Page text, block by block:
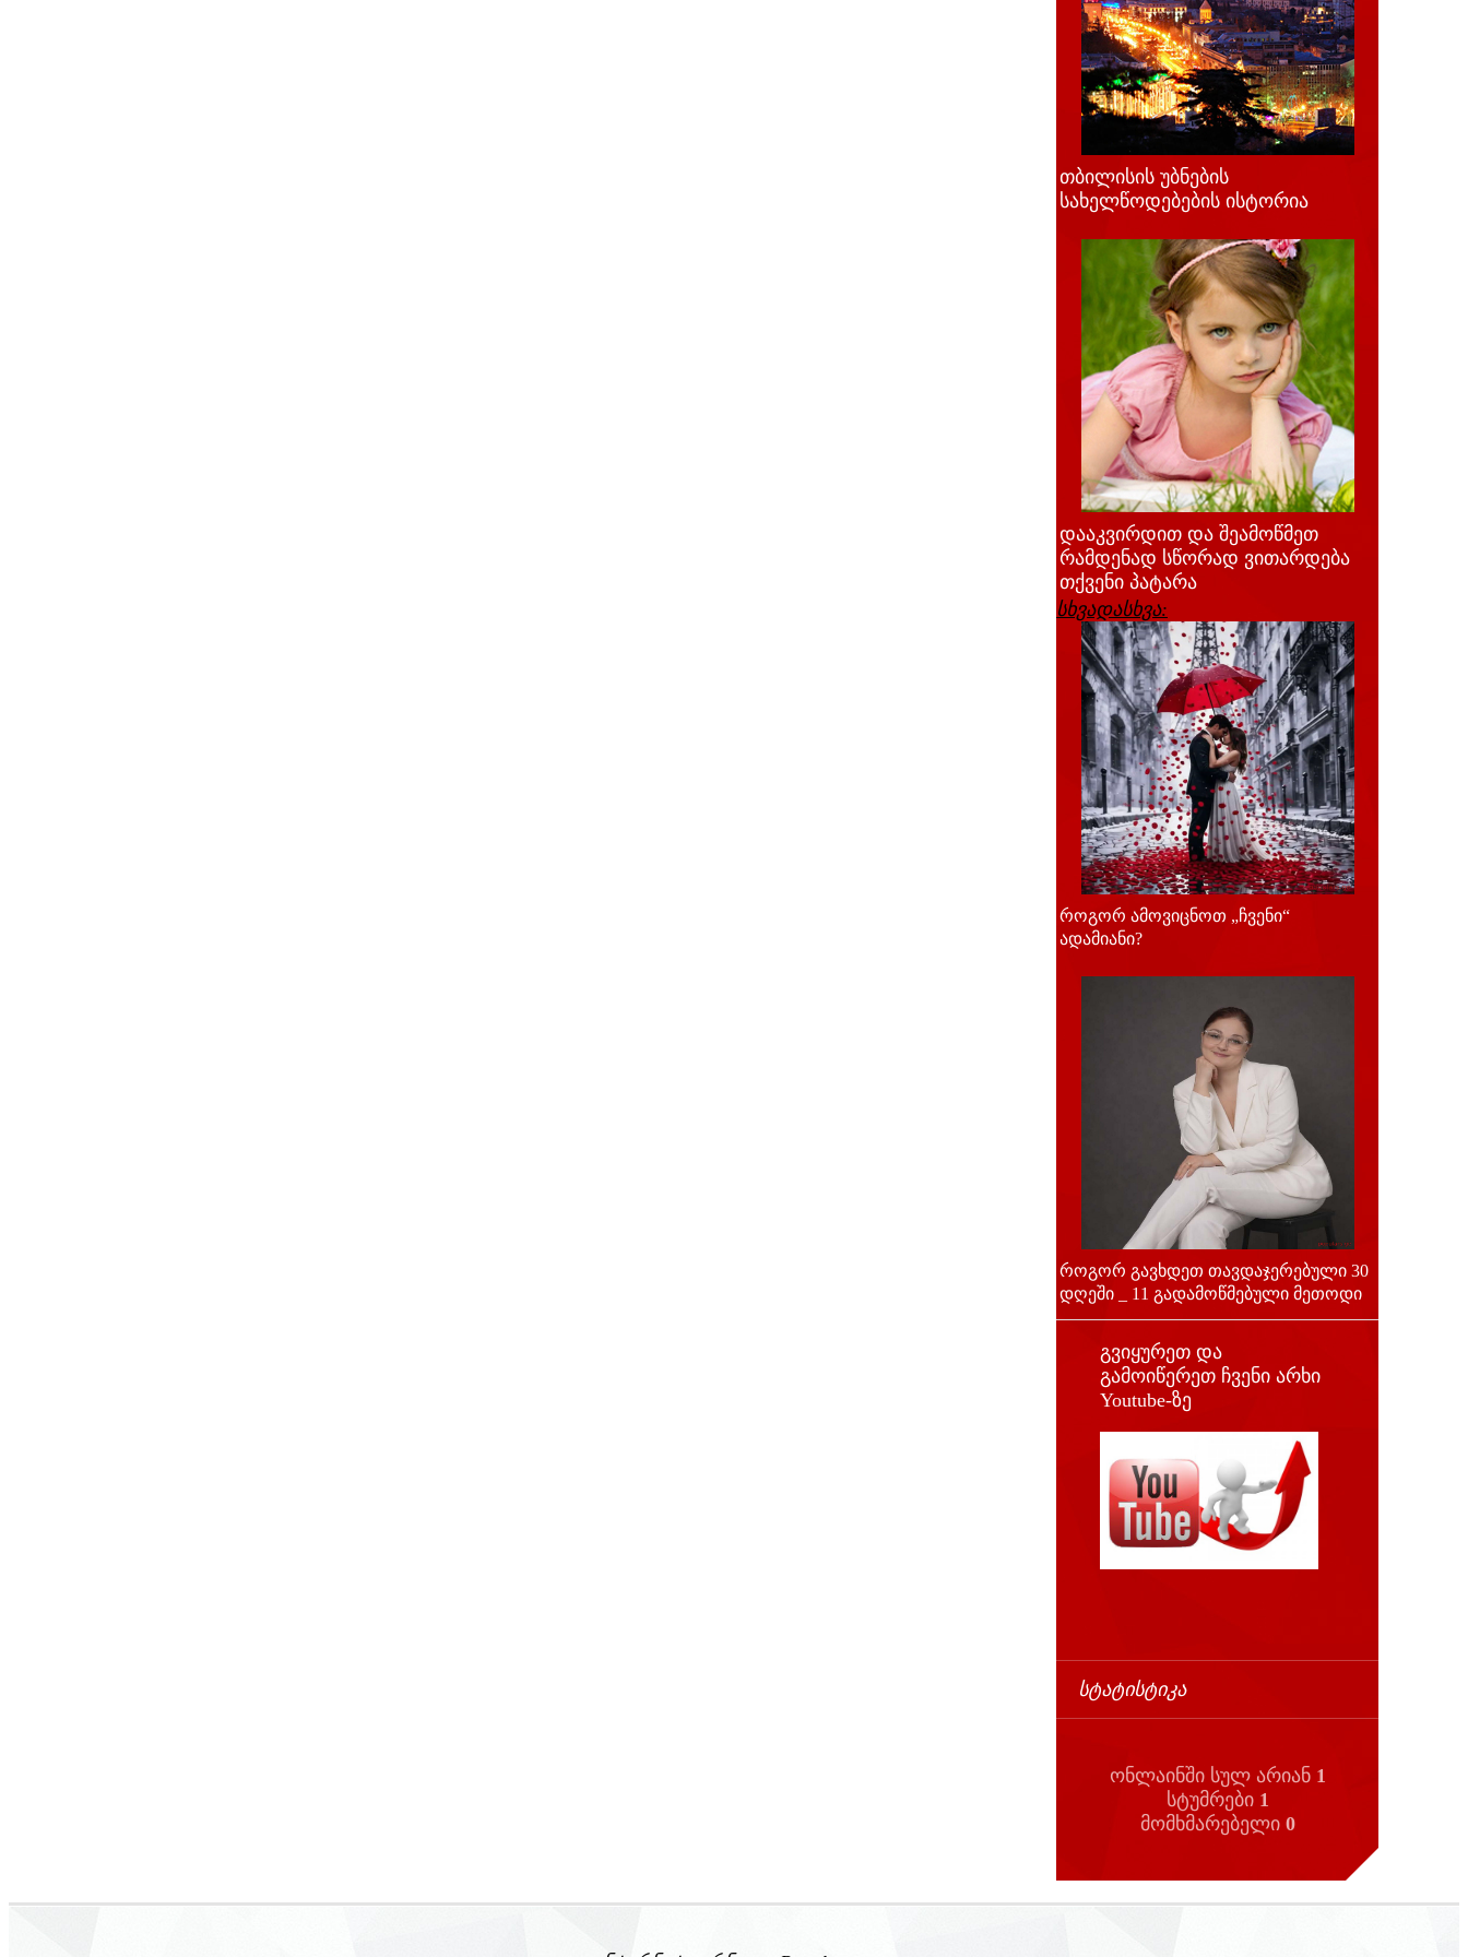
თბილისის უბნების
სახელწოდებების ისტორია
დააკვირდით და შეამოწმეთ
რამდენად სწორად ვითარდება
თქვენი პატარა
სხვადასხვა:
როგორ ამოვიცნოთ „ჩვენი“
ადამიანი?
როგორ გავხდეთ თავდაჯერებული 30
დღეში _ 11 გადამოწმებული მეთოდი
გვიყურეთ და
გამოიწერეთ ჩვენი არხი
Youtube-ზე
ᲡᲢᲐᲢᲘᲡᲢᲘᲙᲐ
ონლაინში სულ არიან 1
სტუმრები 1
მომხმარებელი 0